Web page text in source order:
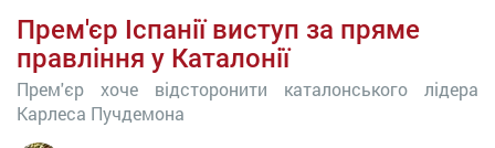
Прем'єр Іспанії виступ за пряме
правління у Каталонії
Прем'єр хоче відсторонити каталонського лідера
Карлеса Пучдемона